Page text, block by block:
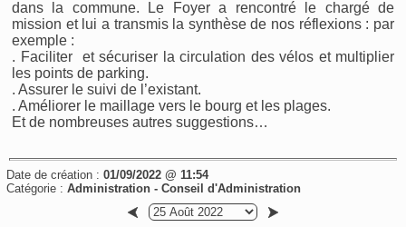
dans la commune. Le Foyer a rencontré le chargé de
mission et lui a transmis la synthèse de nos réflexions : par
exemple :
. Faciliter et sécuriser la circulation des vélos et multiplier
les points de parking.
. Assurer le suivi de l’existant.
. Améliorer le maillage vers le bourg et les plages.
Et de nombreuses autres suggestions…
Date de création : 01/09/2022 @ 11:54
Catégorie : Administration - Conseil d'Administration